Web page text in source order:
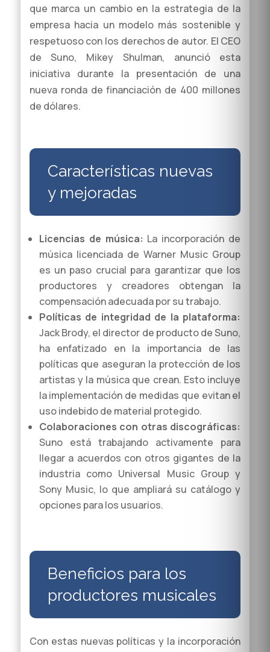
que marca un cambio en la estrategia de la
empresa hacia un modelo más sostenible y
respetuoso con los derechos de autor. El CEO
de Suno, Mikey Shulman, anunció esta
iniciativa durante la presentación de una
nueva ronda de financiación de 400 millones
de dólares.
Características nuevas
y mejoradas
Licencias de música: La incorporación de
música licenciada de Warner Music Group
es un paso crucial para garantizar que los
productores y creadores obtengan la
compensación adecuada por su trabajo.
Políticas de integridad de la plataforma:
Jack Brody, el director de producto de Suno,
ha enfatizado en la importancia de las
políticas que aseguran la protección de los
artistas y la música que crean. Esto incluye
la implementación de medidas que evitan el
uso indebido de material protegido.
Colaboraciones con otras discográficas:
Suno está trabajando activamente para
llegar a acuerdos con otros gigantes de la
industria como Universal Music Group y
Sony Music, lo que ampliará su catálogo y
opciones para los usuarios.
Beneficios para los
productores musicales
Con estas nuevas políticas y la incorporación